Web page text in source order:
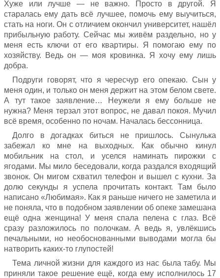
Хуже или лучше — не важно. Просто в другой. Я
старалась ему дать всё лучшее, помочь ему выучиться,
стать на ноги. Он с отличием окончил университет, нашёл
прибыльную работу. Сейчас мы живём раздельно, но у
меня есть ключи от его квартиры. Я помогаю ему по
хозяйству. Ведь он — моя кровинка. Я хочу ему лишь
добра.
Подруги говорят, что я чересчур его опекаю. Сын у
меня один, и только он меня держит на этом белом свете.
А тут такое заявление… Неужели я ему больше не
нужна? Меня терзал этот вопрос, не давал покоя. Мучил
всё время, особенно по ночам. Началась бессонница.
Долго в догадках биться не пришлось. Сынулька
забежал ко мне на выходных. Как обычно кинул
мобильник на стол, и уселся наминать пирожки с
ягодами. Мы мило беседовали, когда раздался входящий
звонок. Он мигом схватил телефон и вышел с кухни. За
долю секунды я успела прочитать контакт. Там было
написано «Любимая». Как я раньше ничего не заметила и
не поняла, что в подобном заявлении об опеке замешана
ещё одна женщина! У меня спала пелена с глаз. Всё
сразу разложилось по полочкам. А ведь я, увлёкшись
печальными, но необоснованными выводами могла бы
натворить каких-то глупостей!
Тема личной жизни для каждого из нас была табу. Мы
приняли такое решение ещё, когда ему исполнилось 17